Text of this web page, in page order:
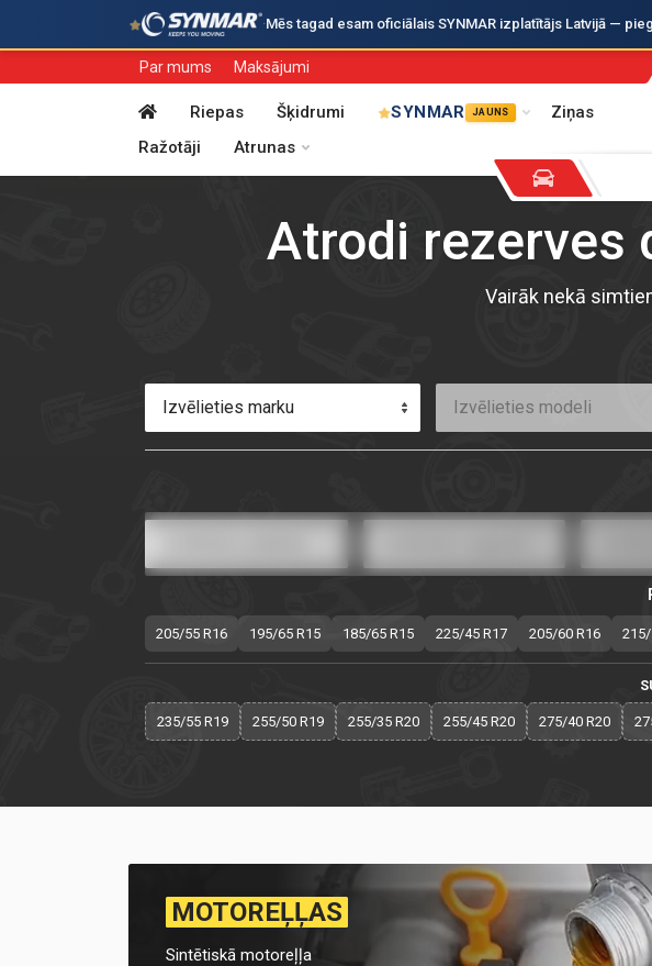
·Mēs tagad esam oficiālais SYNMAR izplatītājs Latvijā —
Par mums Maksājumi
Riepas Šķidrumi SYNMAR JAUNS
Ziņas
Ražotāji
Atrunas
Atrodi rezerves
Vairāk nekā
Izvēlieties marku Izvēlieties modeli
205/55 R16 195/65 R15 185/65 R15 225/45 R17 205/60 R16
235/55 R19 255/50 R19 255/35 R20 255/45 R20 275/40 R20
MOTOREĻĻAS
Sintētiskā motoreļļa